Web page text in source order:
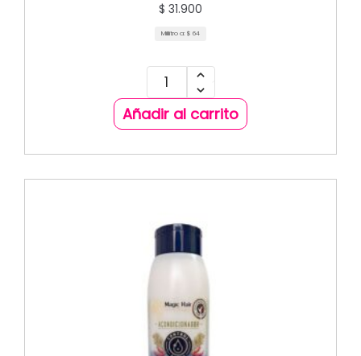
$ 31.900
Mililitro a: $ 64
Añadir al carrito